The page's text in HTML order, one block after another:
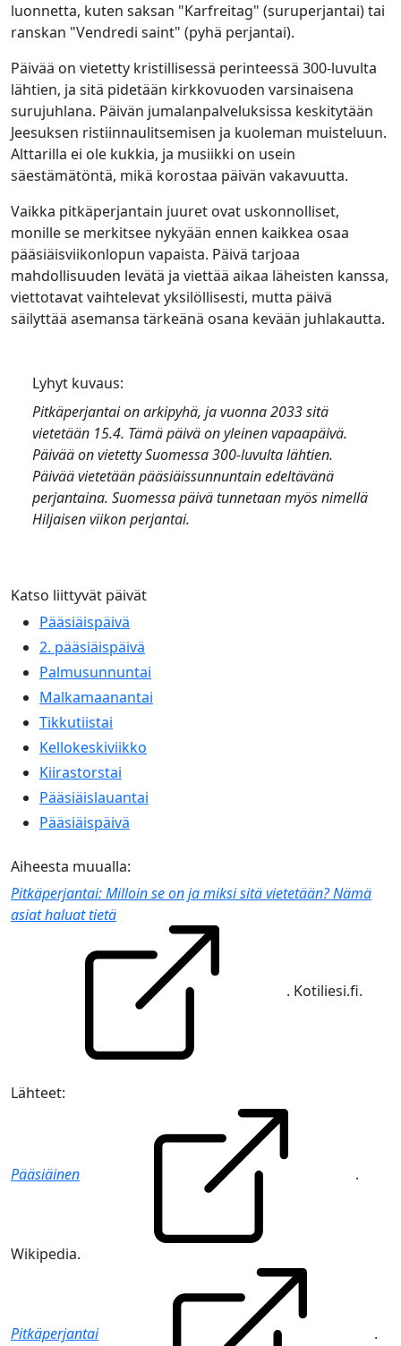
luonnetta, kuten saksan "Karfreitag" (suruperjantai) tai
ranskan "Vendredi saint" (pyhä perjantai).
Päivää on vietetty kristillisessä perinteessä 300-luvulta
lähtien, ja sitä pidetään kirkkovuoden varsinaisena
surujuhlana. Päivän jumalanpalveluksissa keskitytään
Jeesuksen ristiinnaulitsemisen ja kuoleman muisteluun.
Alttarilla ei ole kukkia, ja musiikki on usein
säestämätöntä, mikä korostaa päivän vakavuutta.
Vaikka pitkäperjantain juuret ovat uskonnolliset,
monille se merkitsee nykyään ennen kaikkea osaa
pääsiäisviikonlopun vapaista. Päivä tarjoaa
mahdollisuuden levätä ja viettää aikaa läheisten kanssa,
viettotavat vaihtelevat yksilöllisesti, mutta päivä
säilyttää asemansa tärkeänä osana kevään juhlakautta.
Lyhyt kuvaus:
Pitkäperjantaion arkipyhä, ja vuonna 2033 sitä
vietetään 15.4. Tämä päivä on yleinen vapaapäivä.
Päivää on vietetty Suomessa 300-luvulta lähtien.
Päivää vietetään pääsiäissunnuntain edeltävänä
perjantaina. Suomessa päivä tunnetaan myös nimellä
Hiljaisen viikon perjantai.
Katso liittyvät päivät
Pääsiäispäivä
2. pääsiäispäivä
Palmusunnuntai
Malkamaanantai
Tikkutiistai
Kellokeskiviikko
Kiirastorstai
Pääsiäislauantai
Pääsiäispäivä
Aiheesta muualla:
Pitkäperjantai: Milloin se on ja miksi sitä vietetään? Nämä
asiat haluat tietä
. Kotiliesi.fi.
Lähteet:
Pääsiäinen .
Wikipedia.
Pitkäperjantai .